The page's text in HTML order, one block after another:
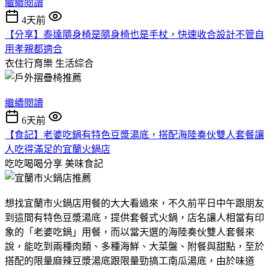
繼續閱讀
4天前
【分享】泰達隨身椅是隨身椅也是手杖，快速收合設計不管自
用孝親都適合
衣住行育樂 生活綜合
繼續閱讀
6天前
【食記】老婆吃鍋有特色豆漿湯底，搭配海陸奏伙雙人套餐讓
人吃得滿足的宜蘭火鍋店
吃吃喝喝分享 美味食記
想找宜蘭市火鍋店用餐的大大看過來，不久前平日中午跟朋友
到這間有特色豆漿湯底，提供套餐式火鍋，店名讓人相當有印
象的「老婆吃鍋」用餐，而以當天選的海陸奏伙雙人套餐來
說，能吃到兩種肉類、多種海鮮、大菜盤、附餐與甜點，至於
搭配的限量麻辣豆漿湯底跟限量勁搞工南瓜湯底，由於味道